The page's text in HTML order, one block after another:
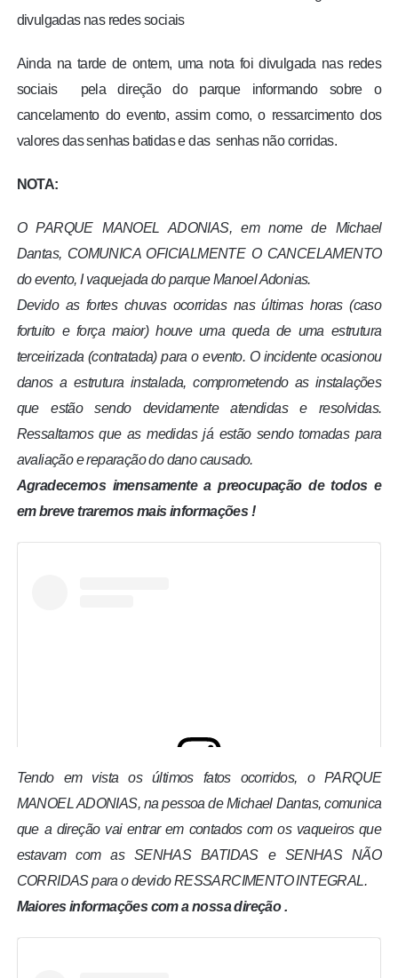
divulgadas nas redes sociais
Ainda na tarde de ontem, uma nota foi divulgada nas redes
sociais pela direção do parque informando sobre o
cancelamento do evento, assim como, o ressarcimento dos
valores das senhas batidas e das senhas não corridas.
NOTA:
O PARQUE MANOEL ADONIAS, em nome de Michael
Dantas, COMUNICA OFICIALMENTE O CANCELAMENTO
do evento, I vaquejada do parque Manoel Adonias.
Devido as fortes chuvas ocorridas nas últimas horas (caso
fortuito e força maior) houve uma queda de uma estrutura
terceirizada (contratada) para o evento. O incidente ocasionou
danos a estrutura instalada, comprometendo as instalações
que estão sendo devidamente atendidas e resolvidas.
Ressaltamos que as medidas já estão sendo tomadas para
avaliação e reparação do dano causado.
Agradecemos imensamente a preocupação de todos e
em breve traremos mais informações !
View this post on Instagram
Tendo em vista os últimos fatos ocorridos, o PARQUE
MANOEL ADONIAS, na pessoa de Michael Dantas, comunica
que a direção vai entrar em contados com os vaqueiros que
estavam com as SENHAS BATIDAS e SENHAS NÃO
CORRIDAS para o devido RESSARCIMENTO INTEGRAL.
Maiores informações com a nossa direção .